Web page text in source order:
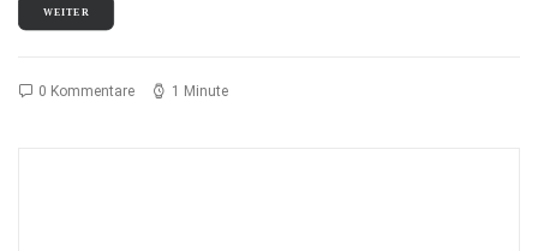
WEITER
0 Kommentare 1 Minute